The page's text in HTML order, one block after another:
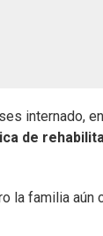
internado,
de
la familia aún